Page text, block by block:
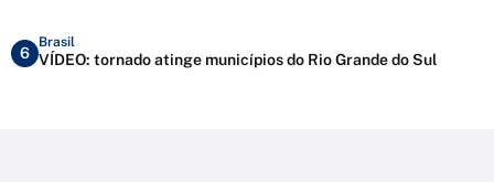
6
Brasil
VÍDEO: tornado atinge municípios do Rio Grande do Sul